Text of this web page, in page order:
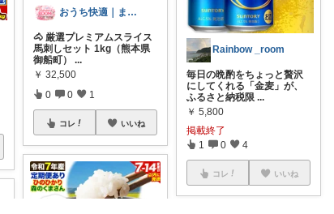
おうち快適｜まひろ GROOM
🐴 厳選プレミアムスライス
馬刺しセット 1kg（熊本県
御船町）
...
￥ 32,500
0 0 1
コレ いいね
Rainbow _room
毎日の晩酌をちょっと贅沢
にしてくれる「金麦」が、
ふるさと納税限 ...
￥ 5,800
掲載終了
1 0 4
コレ いいね